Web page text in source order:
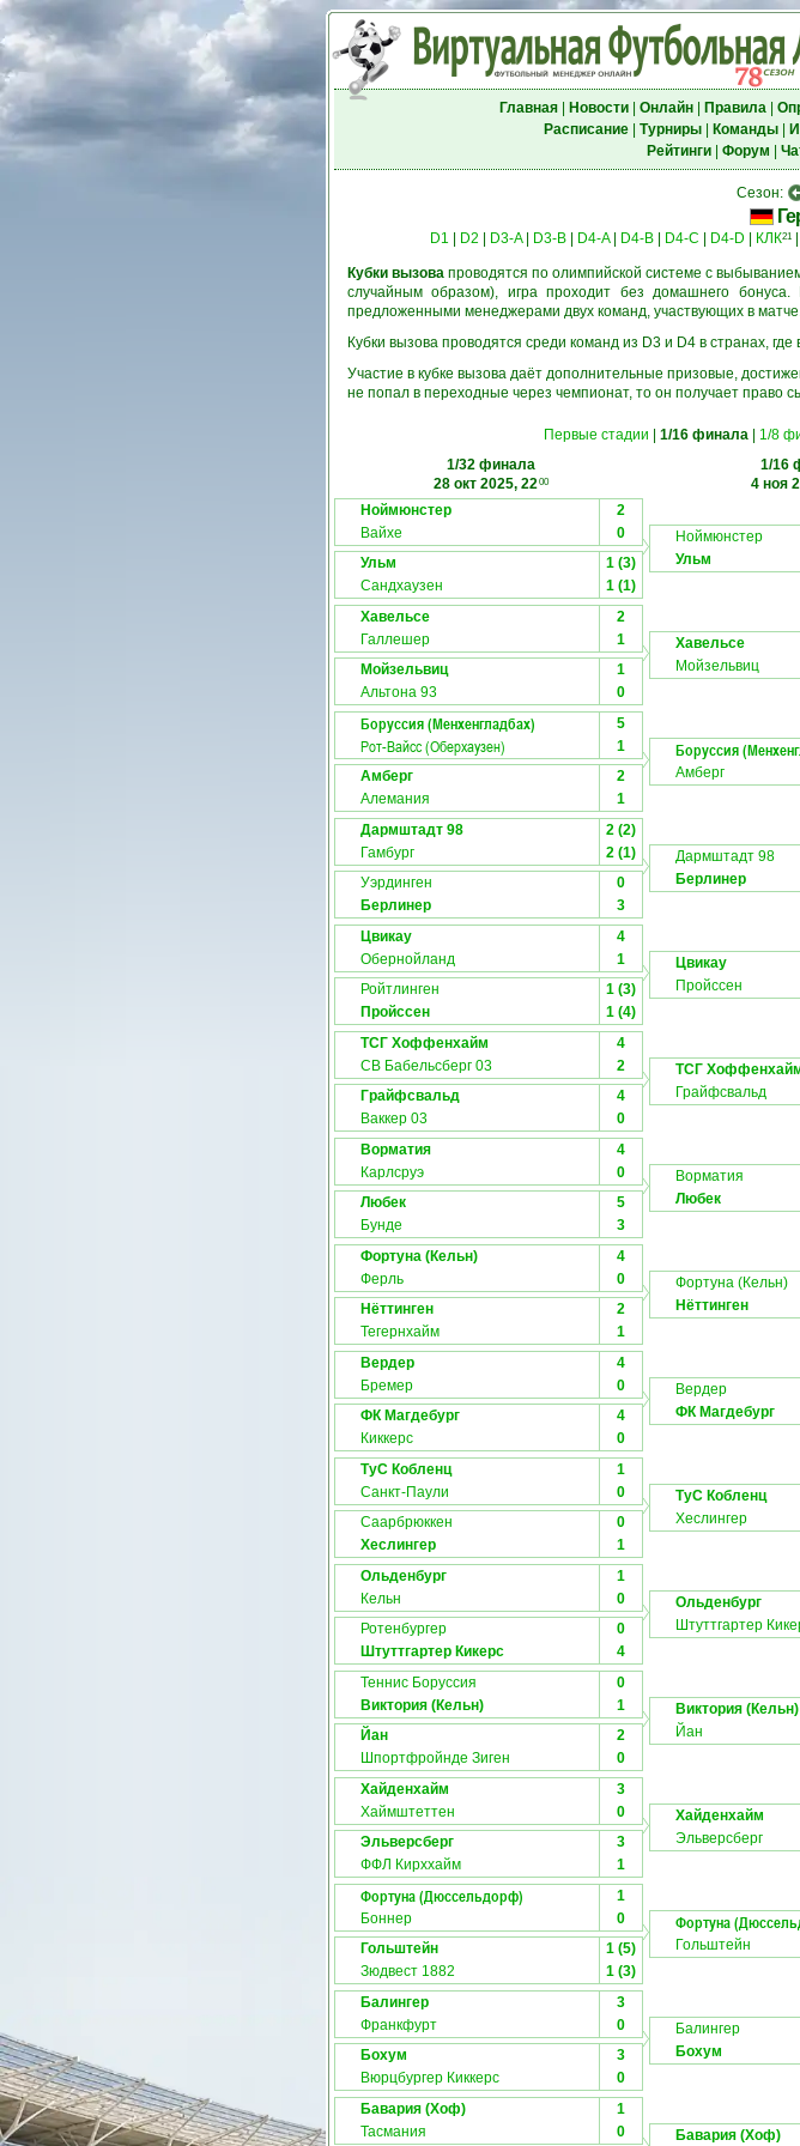
Главная| Новости| Онлайн| Правила|
Расписание| Турниры| Команды|
Рейтинги| Форум
Сезон:
D1 D2 D3-A| D3-B| D4-A| D4-B| D4-C D4-D КЛК21|
Кубки вызова проводятся по олимпийской системе с
случайным образом), игра проходит без домашнего
предложенными менеджерами двух команд, участвующих в
Кубки вызова проводятся среди команд из D3 и D4 в странах,
Участие в кубке вызова даёт дополнительные призовые,
не попал в переходные через чемпионат, то он получает право
Первые стадии 1/16 финала| 1/8
1/32 финала
28 окт 2025, 2200
1/16
4 ноя
Ноймюнстер
2
Вайхе
0
Ульм
1 (3)
Сандхаузен
1 (1)
Ноймюнстер
Ульм
Хавельсе
2
Галлешер
1
Мойзельвиц
1
Альтона 93
0
Хавельсе
Мойзельвиц
Боруссия (Менхенгладбах) 5
Рот-Вайсс (Оберхаузен)
1
Амберг
2
Алемания
1
Боруссия
Амберг
Дармштадт 98
2 (2)
Гамбург
2 (1)
Уэрдинген
0
Берлинер
3
Дармштадт 98
Берлинер
Цвикау
4
Обернойланд
1
Ройтлинген
1 (3)
Пройссен
1 (4)
Цвикау
Пройссен
ТСГ Хоффенхайм
4
СВ Бабельсберг 03
2
Грайфсвальд
4
Ваккер 03
0
ТСГ
Грайфсвальд
Ворматия
4
Карлсруэ
0
Любек
5
Бунде
3
Ворматия
Любек
Фортуна (Кельн)
4
Ферль
0
Нёттинген
2
Тегернхайм
1
Фортуна (Кельн)
Нёттинген
Вердер
4
Бремер
0
ФК Магдебург
4
Киккерс
0
Вердер
ФК Магдебург
ТуС Кобленц
1
Санкт-Паули
0
Саарбрюккен
0
Хеслингер
1
ТуС Кобленц
Хеслингер
Ольденбург
1
Кельн
0
Ротенбургер
0
Штуттгартер Кикерс
4
Ольденбург
Штуттгартер
Теннис Боруссия
0
Виктория (Кельн)
1
Йан
2
Шпортфройнде Зиген
0
Виктория (Кельн)
Йан
Хайденхайм
3
Хаймштеттен
0
Эльверсберг
3
ФФЛ Кирххайм
1
Хайденхайм
Эльверсберг
Фортуна (Дюссельдорф)
1
Боннер
0
Гольштейн
1 (5)
Зюдвест 1882
1 (3)
Фортуна
Гольштейн
Балингер
3
Франкфурт
0
Бохум
3
Вюрцбургер Киккерс
0
Балингер
Бохум
Бавария (Хоф)
1
Тасмания
0 Бавария (Хоф)